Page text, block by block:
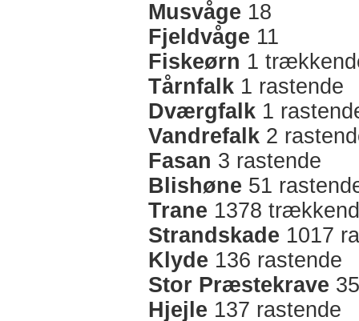
Musvåge 18
Fjeldvåge 11
Fiskeørn 1
Tårnfalk 1 rastende
Dværgfalk 1
Vandrefalk 2
Fasan 3 rastende
Blishøne 51
Trane 1378
Strandskade 1017
Klyde 136 rastende
Stor Præstekrave
Hjejle 137 rastende